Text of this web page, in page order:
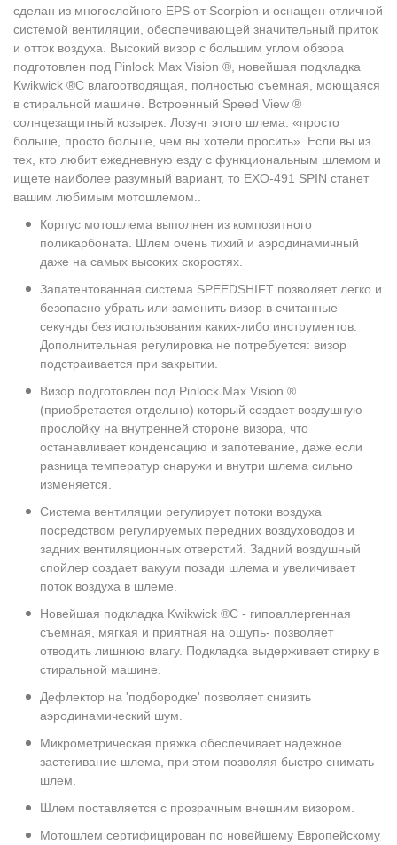
сделан из многослойного EPS от Scorpion и оснащен отличной
системой вентиляции, обеспечивающей значительный приток
и отток воздуха. Высокий визор с большим углом обзора
подготовлен под Pinlock Max Vision ®, новейшая подкладка
Kwikwick ®C влагоотводящая, полностью съемная, моющаяся
в стиральной машине. Встроенный Speed View ®
солнцезащитный козырек. Лозунг этого шлема: «просто
больше, просто больше, чем вы хотели просить». Если вы из
тех, кто любит ежедневную езду с функциональным шлемом и
ищете наиболее разумный вариант, то EXO-491 SPIN станет
вашим любимым мотошлемом..
Корпус мотошлема выполнен из композитного
поликарбоната. Шлем очень тихий и аэродинамичный
даже на самых высоких скоростях.
Запатентованная система SPEEDSHIFT позволяет легко и
безопасно убрать или заменить визор в считанные
секунды без использования каких-либо инструментов.
Дополнительная регулировка не потребуется: визор
подстраивается при закрытии.
Визор подготовлен под Pinlock Max Vision ®
(приобретается отдельно) который создает воздушную
прослойку на внутренней стороне визора, что
останавливает конденсацию и запотевание, даже если
разница температур снаружи и внутри шлема сильно
изменяется.
Система вентиляции регулирует потоки воздуха
посредством регулируемых передних воздуховодов и
задних вентиляционных отверстий. Задний воздушный
спойлер создает вакуум позади шлема и увеличивает
поток воздуха в шлеме.
Новейшая подкладка Kwikwick ®C - гипоаллергенная
съемная, мягкая и приятная на ощупь- позволяет
отводить лишнюю влагу. Подкладка выдерживает стирку в
стиральной машине.
Дефлектор на 'подбородке' позволяет снизить
аэродинамический шум.
Микрометрическая пряжка обеспечивает надежное
застегивание шлема, при этом позволяя быстро снимать
шлем.
Шлем поставляется с прозрачным внешним визором.
Мотошлем сертифицирован по новейшему Европейскому